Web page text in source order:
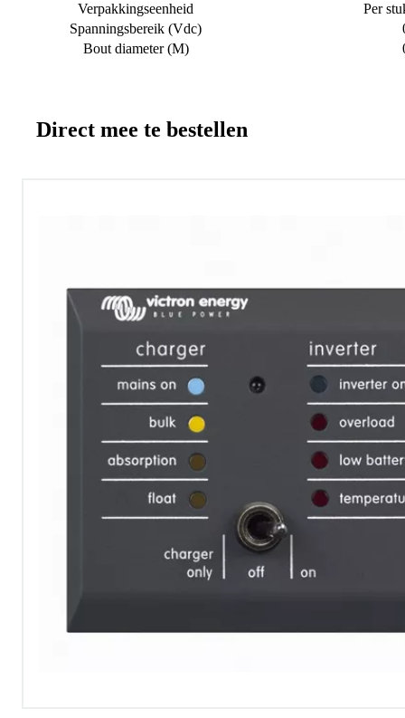
Verpakkingseenheid
Per
Spanningsbereik (Vdc)
Bout diameter (M)
Direct mee te bestellen